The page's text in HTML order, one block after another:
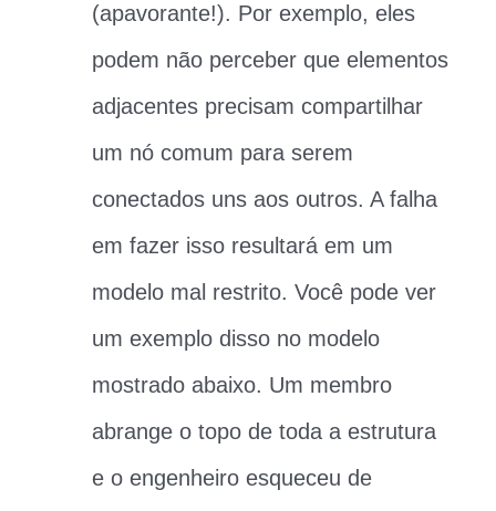
(apavorante!). Por exemplo, eles
podem não perceber que elementos
adjacentes precisam compartilhar
um nó comum para serem
conectados uns aos outros. A falha
em fazer isso resultará em um
modelo mal restrito. Você pode ver
um exemplo disso no modelo
mostrado abaixo. Um membro
abrange o topo de toda a estrutura
e o engenheiro esqueceu de